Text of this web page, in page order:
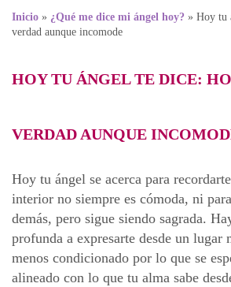
Inicio » ¿Qué me dice mi ángel hoy? » Hoy tu
verdad aunque incomode
HOY TU ÁNGEL TE DICE:
VERDAD AUNQUE
Hoy tu ángel se acerca para
interior no siempre es cómoda, ni
demás, pero sigue siendo sagrada.
profunda a expresarte desde un lugar
menos condicionado por lo que se
alineado con lo que tu alma sabe